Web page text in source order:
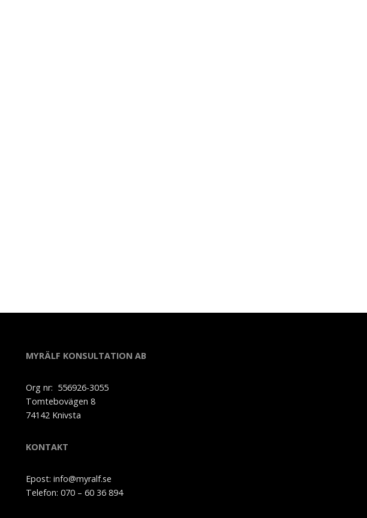
MYRÄLF KONSULTATION AB
Org nr: 556926-3055
Tomtebovägen 8
74142 Knivsta
KONTAKT
Epost: info@myralf.se
Telefon: 070 – 60 36 894